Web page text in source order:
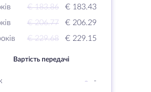
€ 183.86
€ 183.43
€ 206.77
€ 206.29
€ 229.68 € 229.15
Вартість передачі
-
-